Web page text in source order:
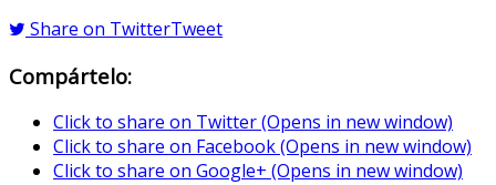
Share on TwitterTweet
Compártelo:
Click to share on Twitter (Opens in new window)
Click to share on Facebook (Opens in new window)
Click to share on Google+ (Opens in new window)